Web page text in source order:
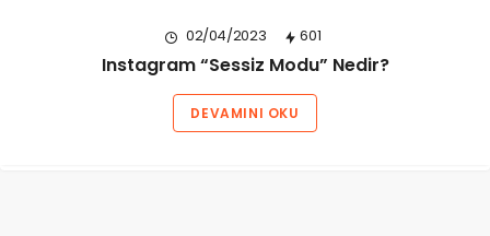
02/04/2023 601
Instagram “Sessiz Modu” Nedir?
DEVAMINI OKU